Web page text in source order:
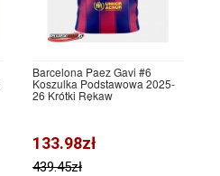
Barcelona Paez Gavi #6
Koszulka Podstawowa 2025-
26 Krótki Rękaw
133.98zł
439.45zł